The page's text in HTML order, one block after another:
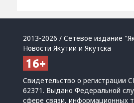
2013-2026 / Сетевое издание
Новости Якутии и Якутска
Свидетельство о
62371. Выдано Федеральной
сфере связи, информационных